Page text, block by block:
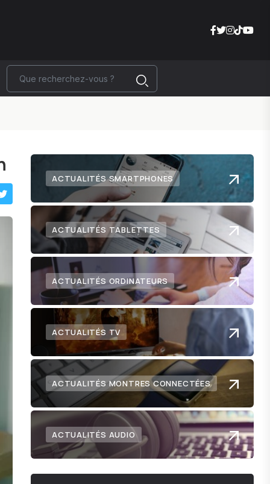
ACTUALITÉS SMARTPHONES
ACTUALITÉS TABLETTES
ACTUALITÉS ORDINATEURS
ACTUALITÉS TV
ACTUALITÉS MONTRES CONNECTÉES
ACTUALITÉS AUDIO